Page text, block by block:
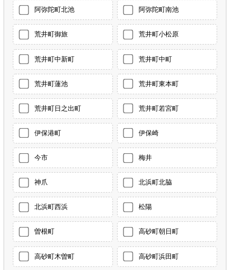
阿弥陀町北池 阿弥陀町南池
荒井町御旅 荒井町小松原
荒井町中新町 荒井町中町
荒井町蓮池 荒井町東本町
荒井町日之出町 荒井町若宮町
伊保港町 伊保崎
今市 梅井
神爪 北浜町北脇
北浜町西浜 松陽
曽根町 高砂町朝日町
高砂町木曽町 高砂町浜田町